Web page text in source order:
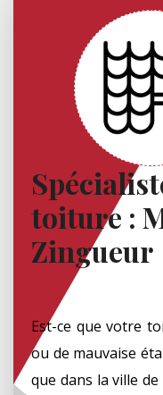
toiture :
Zingueur
Est-ce que votre
ou de mauvaise
que dans la ville